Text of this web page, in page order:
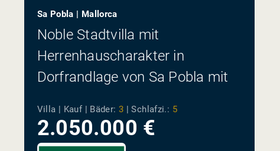
Sa Pobla | Mallorca
Noble Stadtvilla mit
Herrenhauscharakter in
Dorfrandlage von Sa Pobla mit
Bauqualitäten
Villa | Kauf | Bäder: 3 |Schlafzi.: 5
2.050.000 €